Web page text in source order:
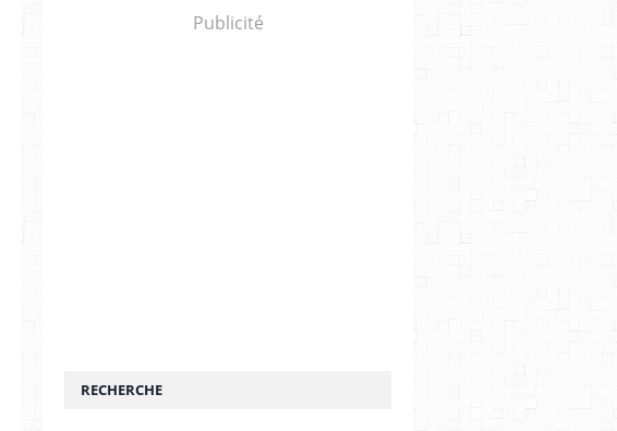
Publicité
RECHERCHE